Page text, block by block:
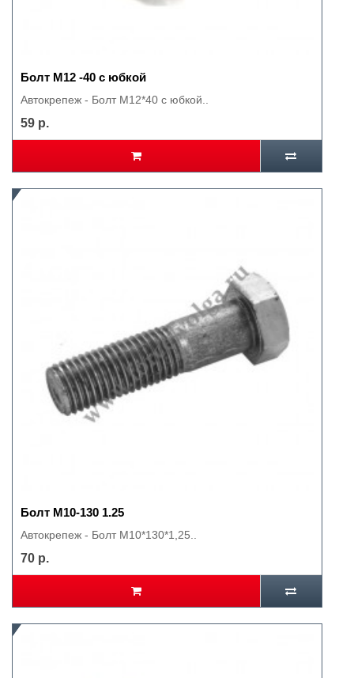
Болт М12 -40 с юбкой
Автокрепеж - Болт М12*40 с юбкой..
59 р.
Болт М10-130 1.25
Автокрепеж - Болт М10*130*1,25..
70 р.